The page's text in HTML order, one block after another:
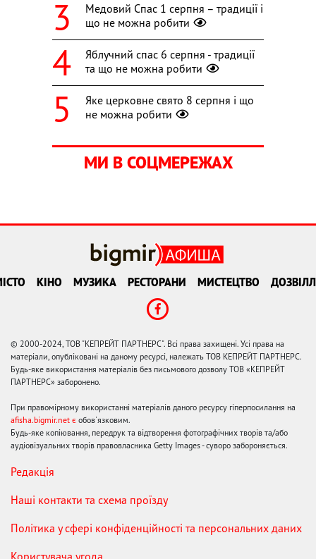
Медовий Спас 1 серпня – традиції і
що не можна робити
Яблучний спас 6 серпня - традиції
та що не можна робити
Яке церковне свято 8 серпня і що
не можна робити
МИ В СОЦМЕРЕЖАХ
КІНО МУЗИКА РЕСТОРАНИ МИСТЕЦТВО
© 2000-2024, ТОВ "КЕПРЕЙТ ПАРТНЕРС". Всі права захищені. Усі права на
матеріали, опубліковані на даному ресурсі, належать ТОВ КЕПРЕЙТ ПАРТНЕРС.
Будь-яке використання матеріалів без письмового дозволу ТОВ «КЕПРЕЙТ
ПАРТНЕРС» заборонено.
При правомірному використанні матеріалів даного ресурсу гіперпосилання на
afisha.bigmir.net є обов'язковим.
Будь-яке копіювання, передрук та відтворення фотографічних творів та/або
аудіовізуальних творів правовласника Getty Images - суворо забороняється.
Редакція
Наші контакти та схема проїзду
Політика у сфері конфіденційності та персональних даних